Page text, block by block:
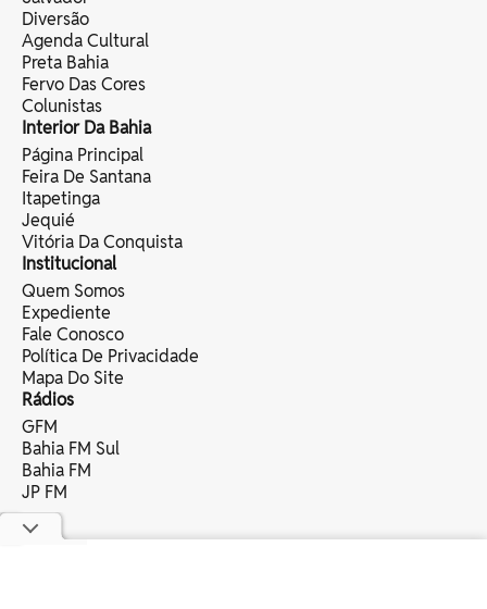
Diversão
Agenda Cultural
Preta Bahia
Fervo Das Cores
Colunistas
Interior Da Bahia
Página Principal
Feira De Santana
Itapetinga
Jequié
Vitória Da Conquista
Institucional
Quem Somos
Expediente
Fale Conosco
Política De Privacidade
Mapa Do Site
Rádios
GFM
Bahia FM Sul
Bahia FM
JP FM